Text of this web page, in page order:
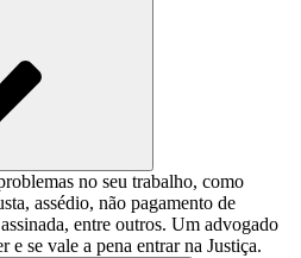
no seu trabalho, como
assédio, não pagamento de
entre outros. Um advogado
e se vale a pena entrar na Justiça.